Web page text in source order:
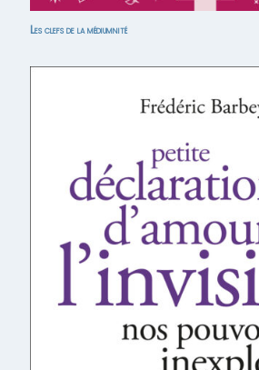
Les clefs de la médiumnité